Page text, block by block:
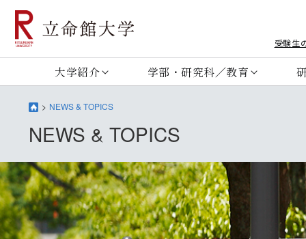
受験生
大学紹介 学部・研究科／教育
NEWS & TOPICS
NEWS & TOPICS